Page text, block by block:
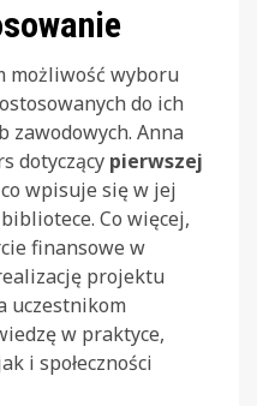
możliwość wyboru
do ich
zawodowych. Anna
dotyczący pierwszej
wpisuje się w jej
Co więcej,
finansowe w
projektu
uczestnikom
w praktyce,
i społeczności